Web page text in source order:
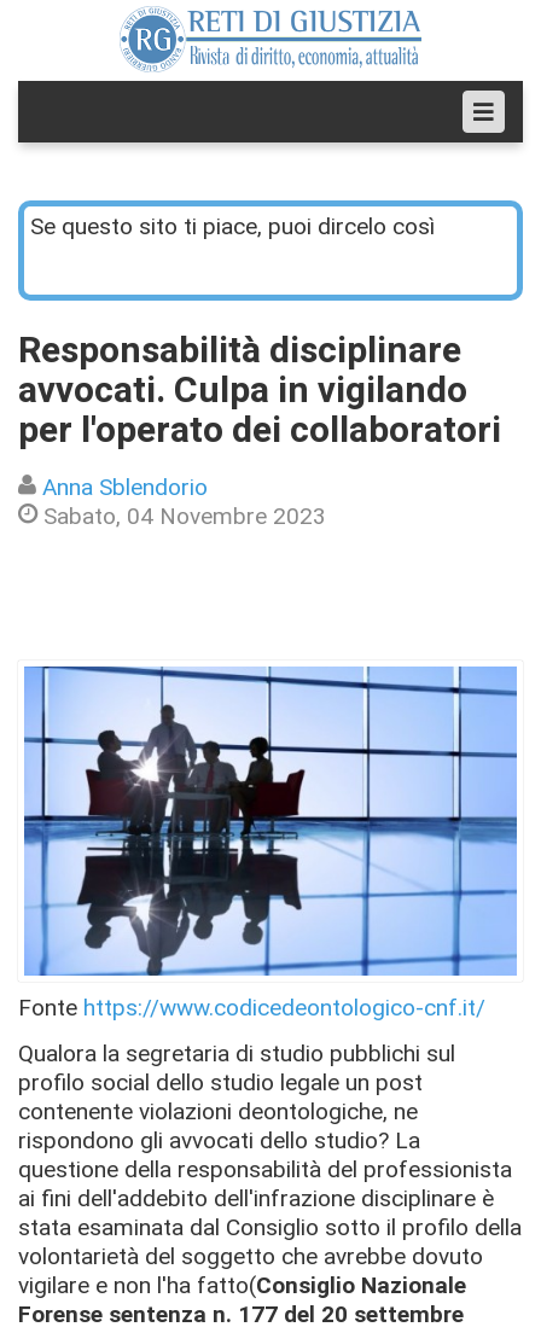
Se questo sito ti piace, puoi dircelo così
Responsabilità disciplinare
avvocati. Culpa in vigilando
per l'operato dei collaboratori
Anna Sblendorio
Sabato, 04 Novembre 2023
Fonte https://www.codicedeontologico-cnf.it/
Qualora la segretaria di studio pubblichi sul
profilo social dello studio legale un post
contenente violazioni deontologiche, ne
rispondono gli avvocati dello studio? La
questione della responsabilità del professionista
ai fini dell'addebito dell'infrazione disciplinare è
stata esaminata dal Consiglio sotto il profilo della
volontarietà del soggetto che avrebbe dovuto
vigilare e non l'ha fatto(Consiglio Nazionale
Forense sentenza n. 177 del 20 settembre